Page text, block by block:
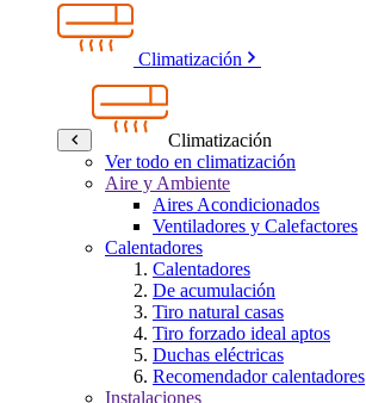
Climatización
Climatización
Ver todo en climatización
Aire y Ambiente
Aires Acondicionados
Ventiladores y Calefactores
Calentadores
Calentadores
De acumulación
Tiro natural casas
Tiro forzado ideal aptos
Duchas eléctricas
Recomendador calentadores
Instalaciones